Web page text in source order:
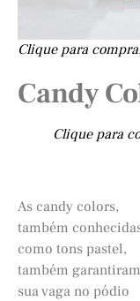
Clique para
Candy
Clique para
As candy colors,
também
como tons pastel,
também garantiram
sua vaga no pódio